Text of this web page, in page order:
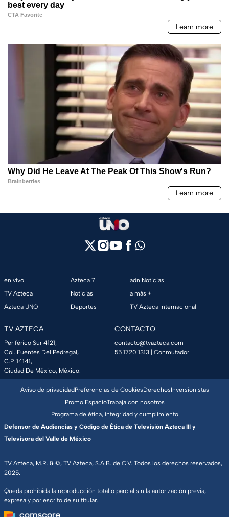
en vivo
TV Azteca
Azteca UNO
Azteca 7
Noticias
Deportes
adn Noticias
a más +
TV Azteca Internacional
TV AZTECA
Periférico Sur 4121,
Col. Fuentes Del Pedregal,
C.P. 14141,
Ciudad De México, México.
CONTACTO
contacto@tvazteca.com
55 1720 1313 | Conmutador
TV Azteca, M.R. & ©, TV Azteca, S.A.B. de C.V. Todos los derechos reservados,
2025.
Queda prohibida la reproducción total o parcial sin la autorización previa,
expresa y por escrito de su titular.
Aviso de privacidadPreferencias de CookiesDerechosInversionistas
Promo EspacioTrabaja con nosotros
Programa de ética, integridad y cumplimiento
Defensor de Audiencias y Código de Ética de Televisión Azteca III y
Televisora del Valle de México